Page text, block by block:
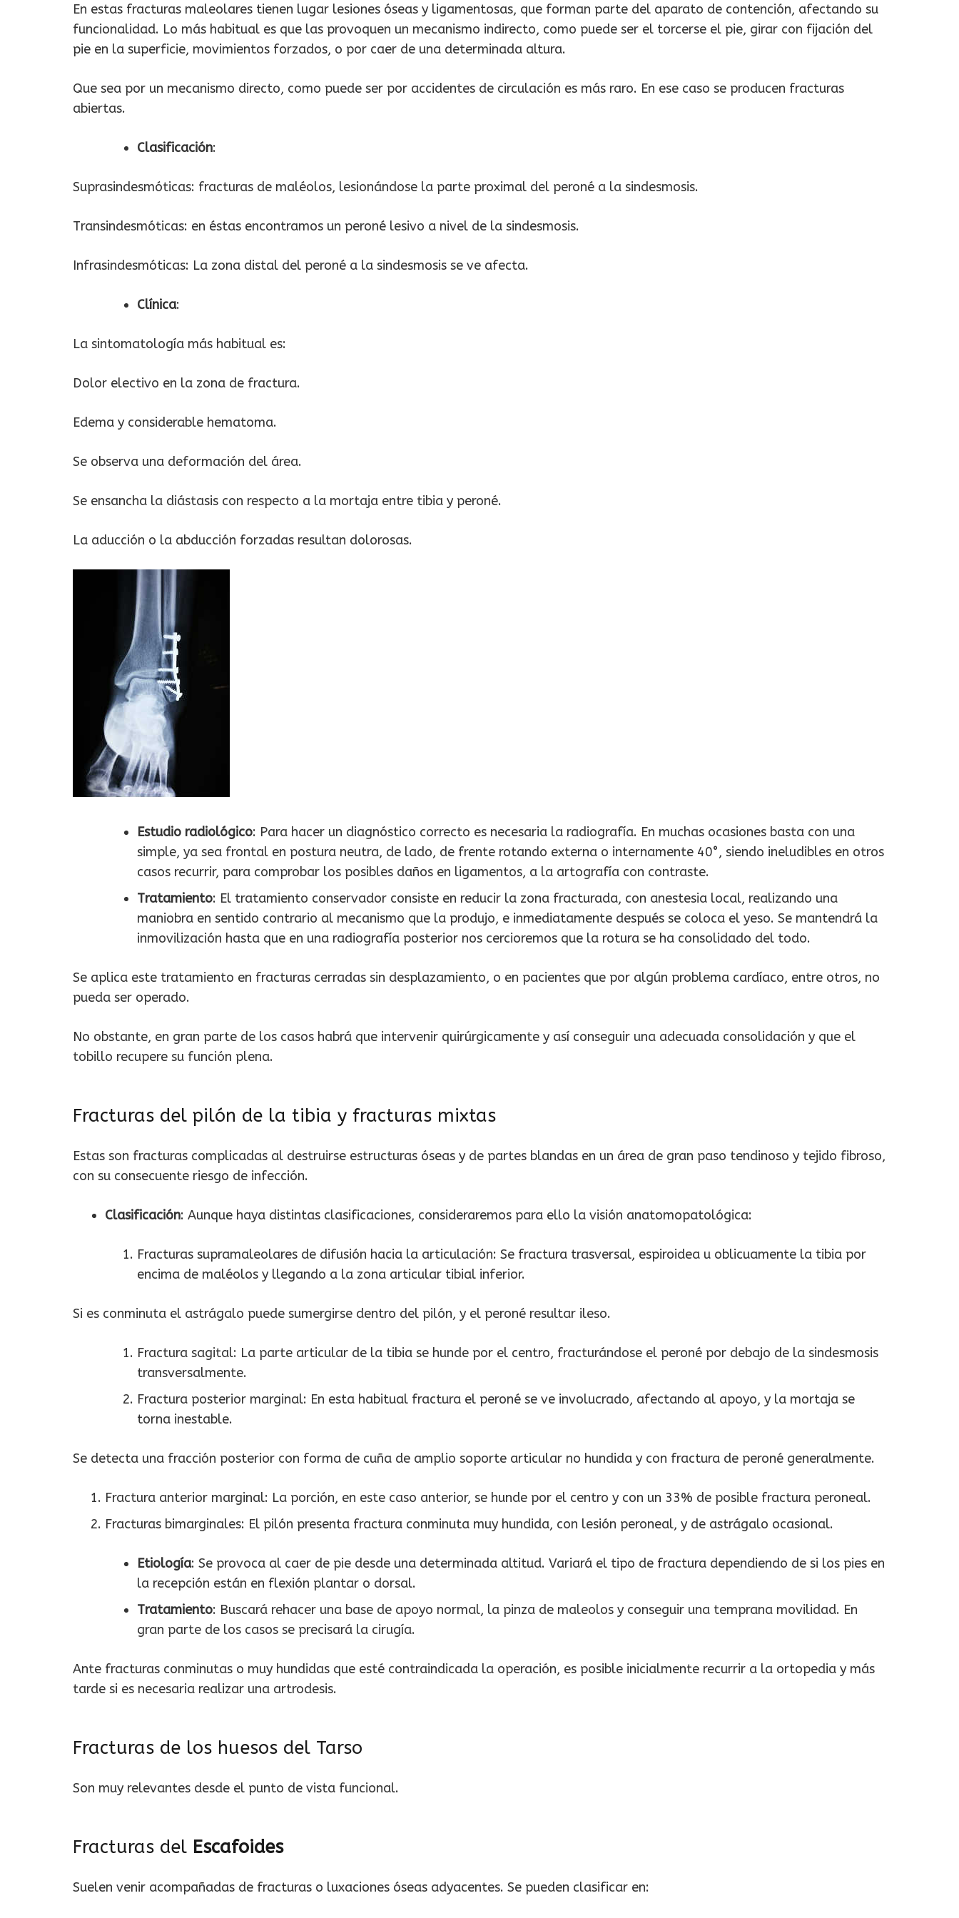
En estas fracturas maleolares tienen lugar lesiones óseas y ligamentosas, que forman parte del aparato de contención, afectando su
funcionalidad. Lo más habitual es que las provoquen un mecanismo indirecto, como puede ser el torcerse el pie, girar con fijación del
pie en la superficie, movimientos forzados, o por caer de una determinada altura.
Que sea por un mecanismo directo, como puede ser por accidentes de circulación es más raro. En ese caso se producen fracturas
abiertas.
Clasificación:
Suprasindesmóticas: fracturas de maléolos, lesionándose la parte proximal del peroné a la sindesmosis.
Transindesmóticas: en éstas encontramos un peroné lesivo a nivel de la sindesmosis.
Infrasindesmóticas: La zona distal del peroné a la sindesmosis se ve afecta.
Clínica:
La sintomatología más habitual es:
Dolor electivo en la zona de fractura.
Edema y considerable hematoma.
Se observa una deformación del área.
Se ensancha la diástasis con respecto a la mortaja entre tibia y peroné.
La aducción o la abducción forzadas resultan dolorosas.
Estudio radiológico: Para hacer un diagnóstico correcto es necesaria la radiografía. En muchas ocasiones basta con una
simple, ya sea frontal en postura neutra, de lado, de frente rotando externa o internamente 40°, siendo ineludibles en otros
casos recurrir, para comprobar los posibles daños en ligamentos, a la artografía con contraste.
Tratamiento: El tratamiento conservador consiste en reducir la zona fracturada, con anestesia local, realizando una
maniobra en sentido contrario al mecanismo que la produjo, e inmediatamente después se coloca el yeso. Se mantendrá la
inmovilización hasta que en una radiografía posterior nos cercioremos que la rotura se ha consolidado del todo.
Se aplica este tratamiento en fracturas cerradas sin desplazamiento, o en pacientes que por algún problema cardíaco, entre otros, no
pueda ser operado.
No obstante, en gran parte de los casos habrá que intervenir quirúrgicamente y así conseguir una adecuada consolidación y que el
tobillo recupere su función plena.
Fracturas del pilón de la tibia y fracturas mixtas
Estas son fracturas complicadas al destruirse estructuras óseas y de partes blandas en un área de gran paso tendinoso y tejido fibroso,
con su consecuente riesgo de infección.
Clasificación: Aunque haya distintas clasificaciones, consideraremos para ello la visión anatomopatológica:
Fracturas supramaleolares de difusión hacia la articulación: Se fractura trasversal, espiroidea u oblicuamente la tibia por
encima de maléolos y llegando a la zona articular tibial inferior.
Si es conminuta el astrágalo puede sumergirse dentro del pilón, y el peroné resultar ileso.
Fractura sagital: La parte articular de la tibia se hunde por el centro, fracturándose el peroné por debajo de la sindesmosis
transversalmente.
Fractura posterior marginal: En esta habitual fractura el peroné se ve involucrado, afectando al apoyo, y la mortaja se
torna inestable.
Se detecta una fracción posterior con forma de cuña de amplio soporte articular no hundida y con fractura de peroné generalmente.
Fractura anterior marginal: La porción, en este caso anterior, se hunde por el centro y con un 33% de posible fractura peroneal.
Fracturas bimarginales: El pilón presenta fractura conminuta muy hundida, con lesión peroneal, y de astrágalo ocasional.
Etiología: Se provoca al caer de pie desde una determinada altitud. Variará el tipo de fractura dependiendo de si los pies en
la recepción están en flexión plantar o dorsal.
Tratamiento: Buscará rehacer una base de apoyo normal, la pinza de maleolos y conseguir una temprana movilidad. En
gran parte de los casos se precisará la cirugía.
Ante fracturas conminutas o muy hundidas que esté contraindicada la operación, es posible inicialmente recurrir a la ortopedia y más
tarde si es necesaria realizar una artrodesis.
Fracturas de los huesos del Tarso
Son muy relevantes desde el punto de vista funcional.
Fracturas del Escafoides
Suelen venir acompañadas de fracturas o luxaciones óseas adyacentes. Se pueden clasificar en: